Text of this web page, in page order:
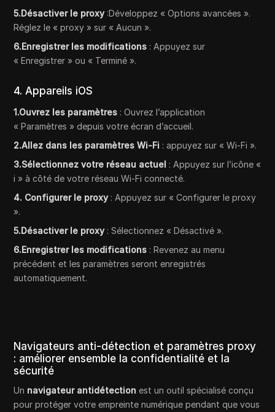
5.Désactiver le proxy:Développez « Options avancées ».
Réglez le « proxy » sur « Aucun ».
6.Enregistrer les modifications : Appuyez sur
« Enregistrer » ou « Terminé ».
4. Appareils iOS
1.Ouvrez les paramètres : Ouvrez l’application
« Paramètres » depuis votre écran d’accueil.
2.Allez dans les paramètres Wi-Fi : appuyez sur « Wi-Fi ».
3.Sélectionnez votre réseau actuel : Appuyez sur l’icône «
i » à côté de votre réseau Wi-Fi connecté.
4. Configurer le proxy: Appuyez sur « Configurer le proxy
».
5.Désactiver le proxy: Sélectionnez « Désactivé ».
6.Enregistrer les modifications : Revenez au menu
précédent et les paramètres seront enregistrés
automatiquement.
Navigateurs anti-détection et paramètres proxy
: améliorer ensemble la confidentialité et la
sécurité
Un navigateur antidétection est un outil spécialisé conçu
pour protéger votre empreinte numérique pendant que vous